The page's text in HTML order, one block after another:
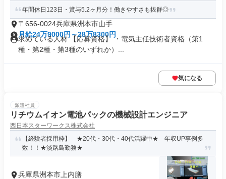
年間休日123日・賞与5.2ヶ月分！働きやすさも抜群◎
〒656-0024兵庫県洲本市山手
月給24万9000円～28万8300円
求めている人材 【応募資格】 ・電気主任技術者資格（第1
種・第2種・第3種のいずれか）...
気になる
派遣社員
リチウムイオン電池パックの機械設計エンジニア
西日本スターワークス株式会社
【経験者採用枠】 ★20代・30代・40代活躍中★ 年収UP事例多
数！！★淡路島勤務★
兵庫県洲本市上内膳